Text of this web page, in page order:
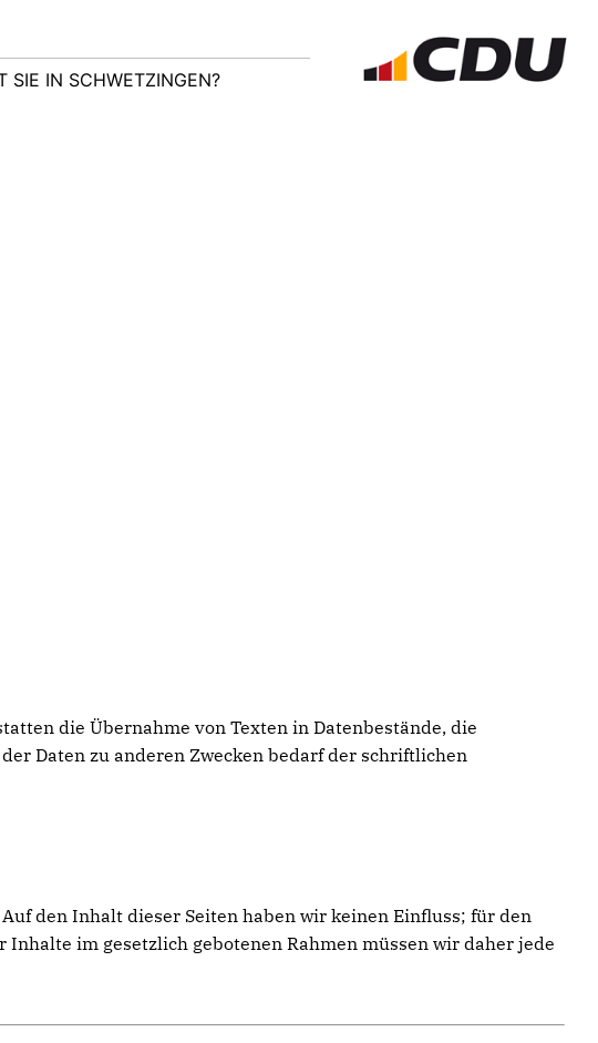
SIE IN SCHWETZINGEN?
die Übernahme von Texten in Datenbestände, die
Daten zu anderen Zwecken bedarf der schriftlichen
den Inhalt dieser Seiten haben wir keinen Einfluss; für den
im gesetzlich gebotenen Rahmen müssen wir daher jede